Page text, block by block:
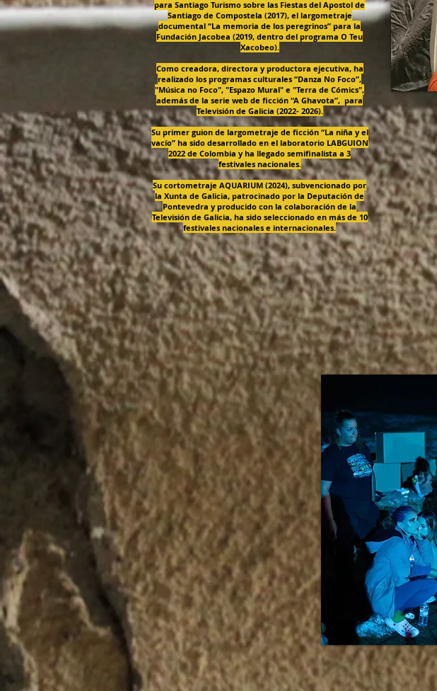
para Santiago Turismo sobre las Fiestas del Apostol de
Santiago de Compostela (2017), el largometraje
documental “La memoria de los peregrinos” para la
Fundación Jacobea (2019, dentro del programa O Teu
Xacobeo).
Como creadora, directora y productora ejecutiva, ha
realizado los programas culturales “Danza No Foco”,
"Música no Foco", "Espazo Mural" e "Terra de Cómics",
además de la serie web de ficción “A Ghavota”, para
Televisión de Galicia (2022- 2026).
Su primer guion de largometraje de ficción “La niña y el
vacío” ha sido desarrollado en el laboratorio LABGUION
2022 de Colombia y ha llegado semifinalista a 3
festivales nacionales.
Su cortometraje AQUARIUM (2024), subvencionado por
la Xunta de Galicia, patrocinado por la Deputación de
Pontevedra y producido con la colaboración de la
Televisión de Galicia, ha sido seleccionado en más de 10
festivales nacionales e internacionales.